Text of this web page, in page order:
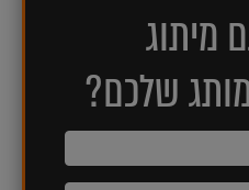
מיתוג
שלכם?